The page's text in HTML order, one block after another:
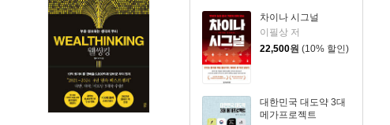
차이나 시그널
이필상 저
22,500원 (10% 할인)
대한민국 대도약 3대
메가프로젝트